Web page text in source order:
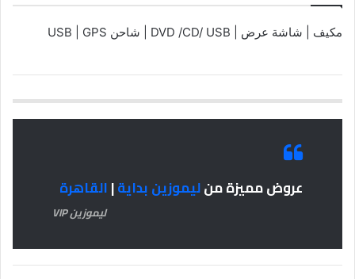
مكيف | شاشة عرض | DVD /CD/ USB | شاحن USB | GPS
عروض مميزة منليموزين بداية|القاهرة
ليموزين VIP